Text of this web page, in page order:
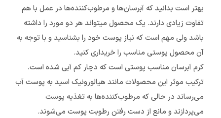
بهتر است بدانید که آبرسان‌ها و مرطوب‌کننده‌ها در عمل با هم
تفاوت زیادی دارند. یک محصول میتواند هر دو مورد را داشته
باشد ولی مهم است که نیاز پوست خود را بشناسید و با توجه به
آن محصول پوستی مناسب را خریداری کنید.
کرم آبرسان مناسب پوستی است که دچار کم آبی شده است.
ترکیب موثر این محصولات مانند هیالورونیک اسید به پوست آب
می‌رساند در حالی که مرطوب‌کننده‌ها به تغذیه پوست
می‌پردازند و مانع از دست رفتن رطوبت پوست می‌شوند.